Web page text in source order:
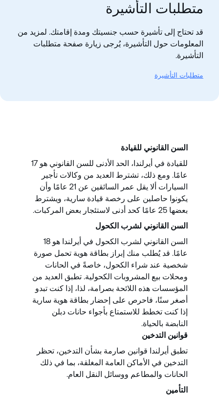
متطلبات التأشيرة
قد تحتاج إلى تأشيرة حسب جنسيتك ومدة إقامتك. لمزيد من
المعلومات حول التأشيرة، يُرجى زيارة صفحة متطلبات
التأشيرة.
متطلبات التأشيرة
السن القانوني للقيادة
للقيادة في أيرلندا، الحد الأدنى للسن القانوني هو 17
عامًا. ومع ذلك، تشترط العديد من وكالات تأجير
السيارات ألا يقل عمر السائقين عن 21 عامًا وأن
يكونوا حاصلين على رخصة قيادة سارية، ويشترط
بعضها 25 عامًا كحد أدنى لاستئجار بعض المركبات.
السن القانوني لشرب الكحول
السن القانوني لشرب الكحول في أيرلندا هو 18
عامًا. قد يُطلب منك إبراز بطاقة هوية تحمل صورة
شخصية عند شراء الكحول، خاصةً في الحانات
ومحلات بيع المشروبات الكحولية. تطبق العديد من
المؤسسات هذه اللائحة بصرامة، لذا، إذا كنت تبدو
أصغر سنًا، فاحرص على إحضار بطاقة هوية سارية
إذا كنت تخطط للاستمتاع بأجواء حانات دبلن
النابضة بالحياة.
قوانين التدخين
تطبق أيرلندا قوانين صارمة بشأن التدخين، تحظر
التدخين في الأماكن العامة المغلقة، بما في ذلك
الحانات والمطاعم ووسائل النقل العام.
التأمين